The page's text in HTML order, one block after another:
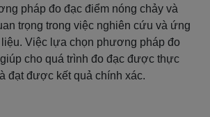
pháp đo đạc điểm nóng chảy và
trọng trong việc nghiên cứu và ứng
Việc lựa chọn phương pháp đo
cho quá trình đo đạc được thực
đạt được kết quả chính xác.